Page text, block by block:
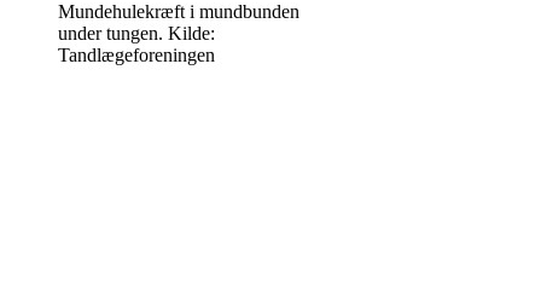
Mundehulekræft i mundbunden
under tungen. Kilde:
Tandlægeforeningen